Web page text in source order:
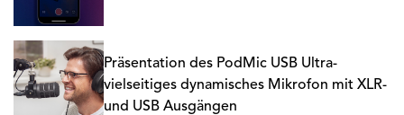
Präsentation des PodMic USB Ultra-
vielseitiges dynamisches Mikrofon mit XLR-
und USB Ausgängen